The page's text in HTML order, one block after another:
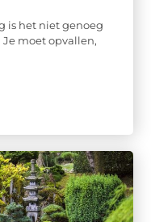
is het niet genoeg
moet opvallen,